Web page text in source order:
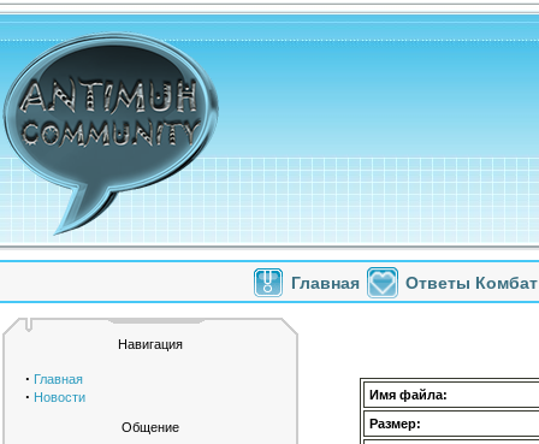
Главная Ответы Комбат
Навигация
· Главная
· Новости
Общение
Имя файла:
Размер: